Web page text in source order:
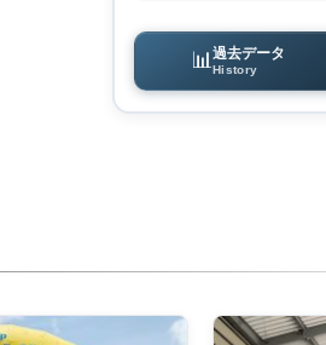
📊 過去データ
History